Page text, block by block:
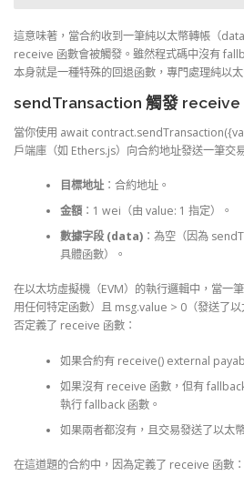
這意味著，當合約收到一筆純以太幣轉帳（
receive 函數會被觸發。雖然程式碼中沒有
本身就是一種特殊的回退函數，專門處理純以
sendTransaction 觸發 receive
當你使用 await
戶端庫（如 Ethers.js）向合約地址發送一筆交
目標地址：合約地址。
金額：1 wei（由 value: 1 指定）。
數據字段 (data)：為空（因為
具體函數）。
在以太坊虛擬機（EVM）的執行邏輯中，當一
用任何特定函數）且 msg.value > 0（發送了
否定義了 receive 函數：
如果合約有 receive() external
如果沒有 receive 函數，但有
執行 fallback 函數。
如果兩者都沒有，且交易發送了以太
在這道題的合約中，因為定義了 receive 函數：